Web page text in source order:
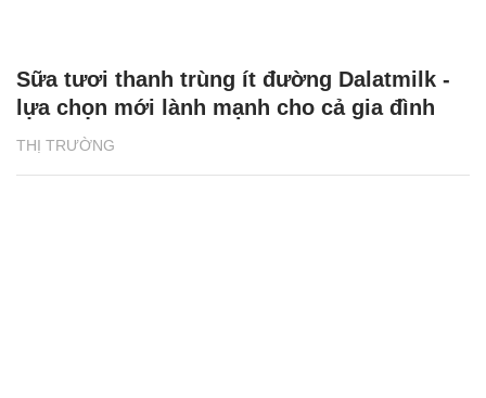
THỊ TRƯỜNG
Sữa tươi thanh trùng ít đường Dalatmilk -
lựa chọn mới lành mạnh cho cả gia đình